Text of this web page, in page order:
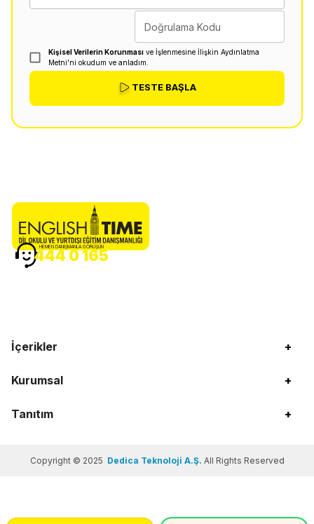
Doğrulama Kodu
Kişisel Verilerin Korunması ve İşlenmesine İlişkin Aydınlatma
Metni'ni okudum ve anladım.
TESTE BAŞLA
İçerikler +
Kurumsal +
Tanıtım +
HEMEN DANIŞMANLA GÖRÜŞÜN
444 0 165
Copyright © 2025 Dedica Teknoloji A.Ş. All Rights Reserved